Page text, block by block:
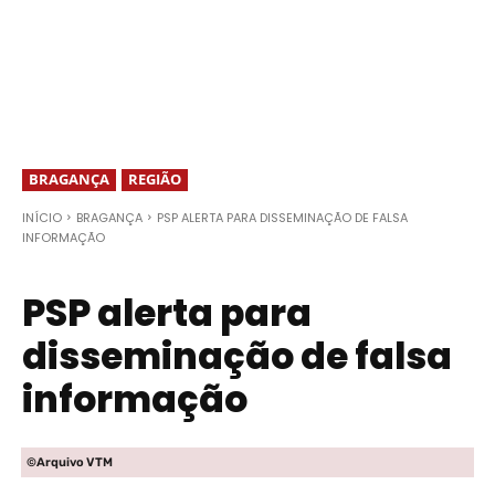
BRAGANÇA REGIÃO
INÍCIO BRAGANÇA
PSP ALERTA PARA DISSEMINAÇÃO DE FALSA
INFORMAÇÃO
PSP alerta para
disseminação de falsa
informação
©Arquivo VTM